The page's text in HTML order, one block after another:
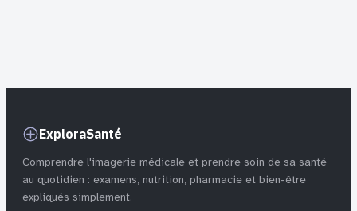
ExploraSanté
Comprendre l'imagerie médicale et prendre soin de sa santé
au quotidien : examens, nutrition, pharmacie et bien-être
expliqués simplement.